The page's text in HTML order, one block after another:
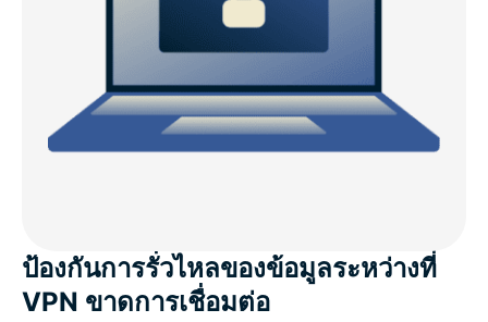
ป้องกันการรั่วไหลของข้อมูลระหว่างที่
VPN ขาดการเชื่อมต่อ